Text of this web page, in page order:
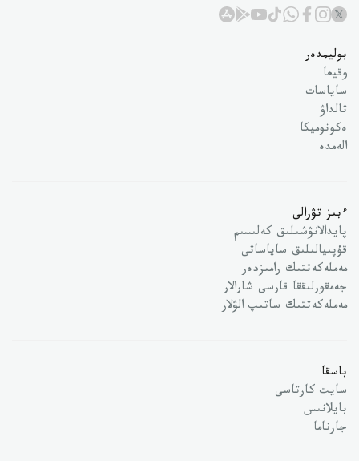
بوليمدەر
وقيعا
ساياسات
تالداۋ
ەكونوميكا
الەمدە
ءبىز تۋرالى
پايدالانۋشىلىق كەلىسىم
قۇپىيالىلىق ساياساتى
مەملەكەتتىك رامىزدەر
جەمقورلىققا قارسى شارالار
مەملەكەتتىك ساتىپ الۋلار
باسقا
سايت كارتاسى
بايلانىس
جارناما